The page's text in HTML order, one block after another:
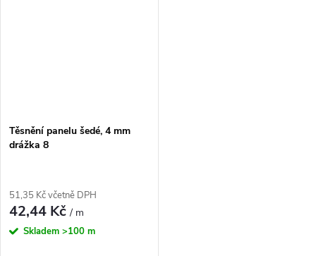
Těsnění panelu šedé, 4 mm
drážka 8
51,35 Kč včetně DPH
42,44 Kč/ m
Skladem >100 m